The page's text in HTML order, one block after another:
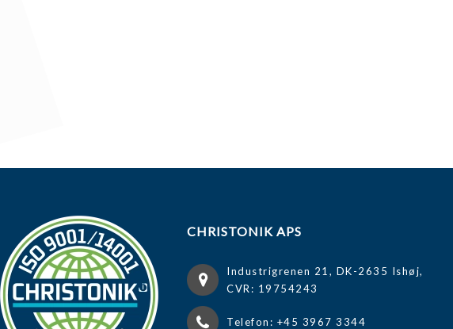
CHRISTONIK APS
Industrigrenen 21, DK-2635 Ishøj,
CVR: 19754243
Telefon: +45 3967 3344